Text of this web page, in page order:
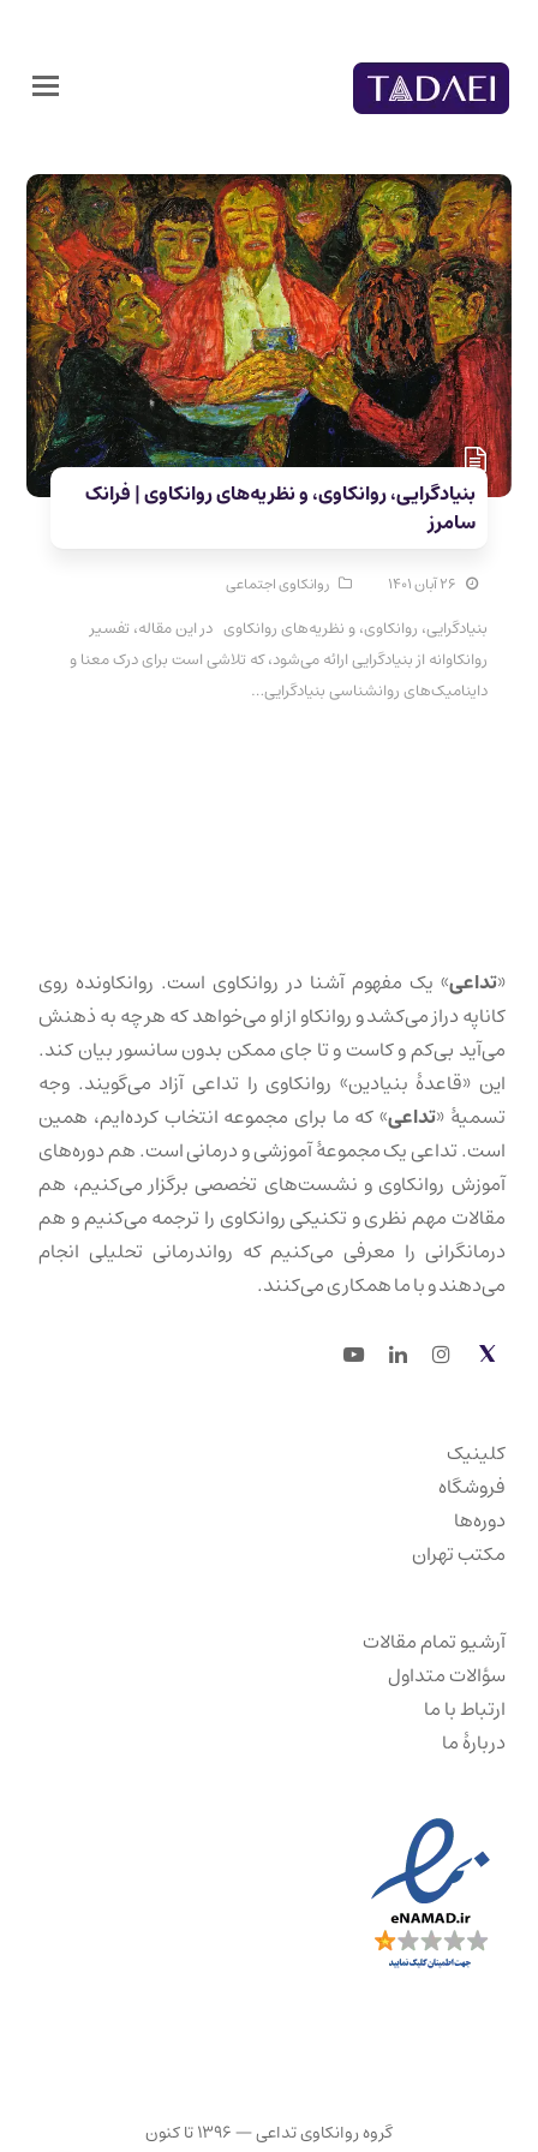
بنیادگرایی، روانکاوی، و نظریه‌های روانکاوی | فرانک
سامرز
۲۶ آبان ۱۴۰۱ روانکاوی اجتماعی
بنیادگرایی، روانکاوی، و نظریه‌های روانکاوی در این مقاله، تفسیر
روانکاوانه از بنیادگرایی ارائه می‌شود، که تلاشی است برای درک معنا و
داینامیک‌های روانشناسی بنیادگرایی…
«تداعی» یک مفهوم آشنا در روانکاوی است. روانکاونده روی
کاناپه دراز می‌کشد و روانکاو از او می‌خواهد که هر چه به ذهنش
می‌آید بی‌کم و کاست و تا جای ممکن بدون سانسور بیان کند.
این «قاعدهٔ بنیادین» روانکاوی را تداعی آزاد می‌گویند. وجه
تسمیهٔ «تداعی» که ما برای مجموعه انتخاب کرده‌ایم، همین
است. تداعی یک مجموعهٔ آموزشی و درمانی است. هم دوره‌های
آموزش روانکاوی و نشست‌های تخصصی برگزار می‌کنیم، هم
مقالات مهم نظری و تکنیکی روانکاوی را ترجمه می‌کنیم و هم
درمانگرانی را معرفی می‌کنیم که رواندرمانی تحلیلی انجام
می‌دهند و با ما همکاری می‌کنند.
Twitter
Instagram
LinkedIn
Youtube
کلینیک
فروشگاه
دوره‌ها
مکتب تهران
آرشیو تمام مقالات
سؤالات متداول
ارتباط با ما
دربارهٔ ما
گروه روانکاوی تداعی — ۱۳۹۶ تا کنون